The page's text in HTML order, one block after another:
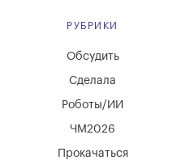
РУБРИКИ
Обсудить
Сделала
Роботы/ИИ
ЧМ2026
Прокачаться